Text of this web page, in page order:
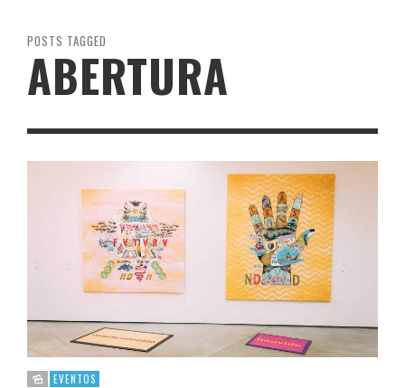
POSTS TAGGED
ABERTURA
EVENTOS